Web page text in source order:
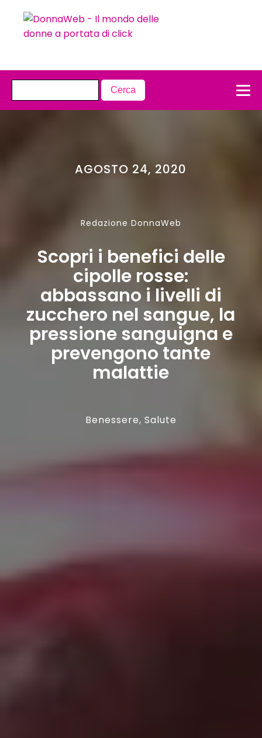
AGOSTO 24, 2020
Redazione DonnaWeb
Scopri i benefici delle
cipolle rosse:
abbassano i livelli di
zucchero nel sangue, la
pressione sanguigna e
prevengono tante
malattie
Benessere, Salute